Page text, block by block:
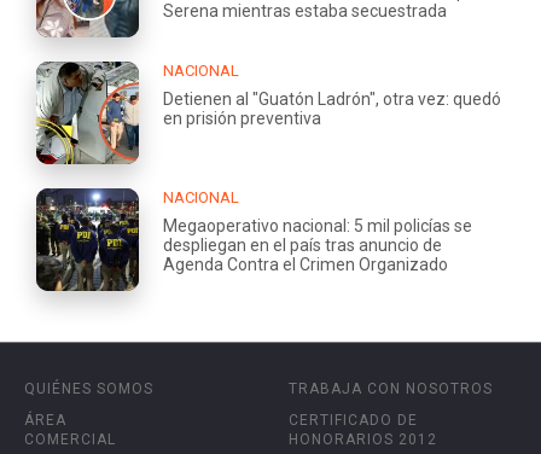
Serena mientras estaba secuestrada
NACIONAL
Detienen al "Guatón Ladrón", otra vez: quedó
en prisión preventiva
NACIONAL
Megaoperativo nacional: 5 mil policías se
despliegan en el país tras anuncio de
Agenda Contra el Crimen Organizado
QUIÉNES SOMOS
ÁREA
COMERCIAL
TRABAJA CON NOSOTROS
CERTIFICADO DE
HONORARIOS 2012